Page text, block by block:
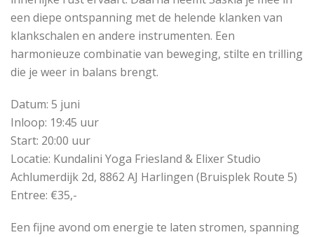
een diepe ontspanning met de helende klanken van
klankschalen en andere instrumenten. Een
harmonieuze combinatie van beweging, stilte en trilling
die je weer in balans brengt.
Datum: 5 juni
Inloop: 19:45 uur
Start: 20:00 uur
Locatie: Kundalini Yoga Friesland & Elixer Studio
Achlumerdijk 2d, 8862 AJ Harlingen (Bruisplek Route 5)
Entree: €35,-
Een fijne avond om energie te laten stromen, spanning